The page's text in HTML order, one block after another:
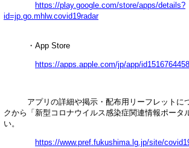
https://play.google.com/store/apps/details?
id=jp.go.mhlw.covid19radar
・App Store
https://apps.apple.com/jp/app/id1516764458
アプリの詳細や掲示・配布用リーフレットに
クから「新型コロナウイルス感染症関連情報ポータ
い。
https://www.pref.fukushima.lg.jp/site/